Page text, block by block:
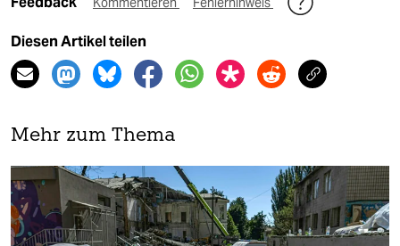
Diesen Artikel teilen
Mehr zum Thema